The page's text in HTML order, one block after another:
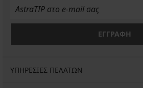
€€
ΕΓΓΡΑΦΗ
ΥΠΗΡΕΣΙΕΣ ΠΕΛΑΤΩΝ